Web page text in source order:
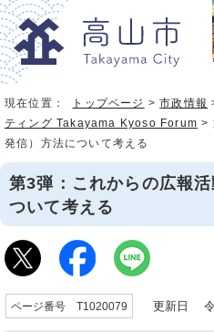
現在位置： トップページ >市政情報
ティング Takayama Kyoso Forum >
発信）方法について考える
第3弾：これからの広報
ついて考える
ページ番号 T1020079 更新日 令